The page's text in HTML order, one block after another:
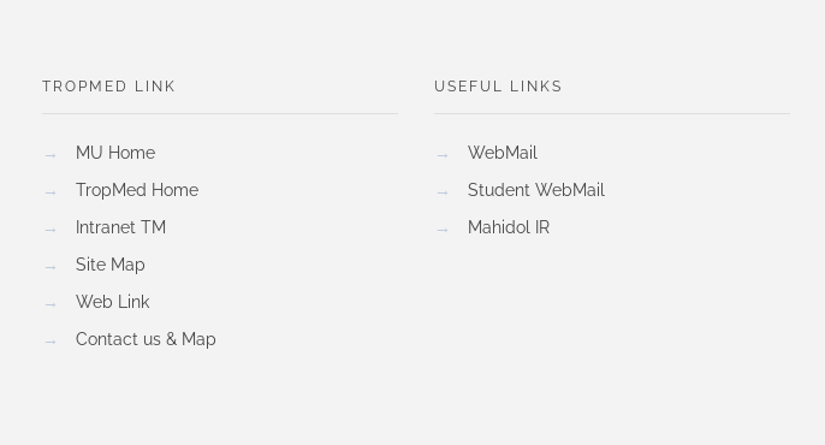
TROPMED LINK
→
MU Home
→
TropMed Home
→
Intranet TM
→
Site Map
→
Web Link
→
Contact us & Map
USEFUL LINKS
→
WebMail
→
Student WebMail
→
Mahidol IR